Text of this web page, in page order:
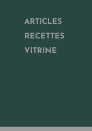
ARTICLES
RECETTES
VITRINE